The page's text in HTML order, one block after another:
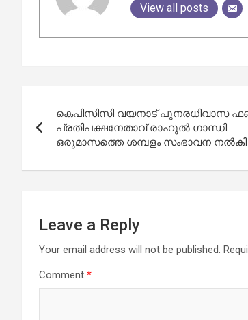
View all posts
navigation
കെപിസിസി വയനാട് പുനരധിവാസ
പ്രതിപക്ഷനേതാവ് രാഹുല്‍ ഗാന്ധി
ഒരുമാസത്തെ ശമ്പളം സംഭാവന നല്‍കി
Leave a Reply
Your email address will not be published.
Comment *